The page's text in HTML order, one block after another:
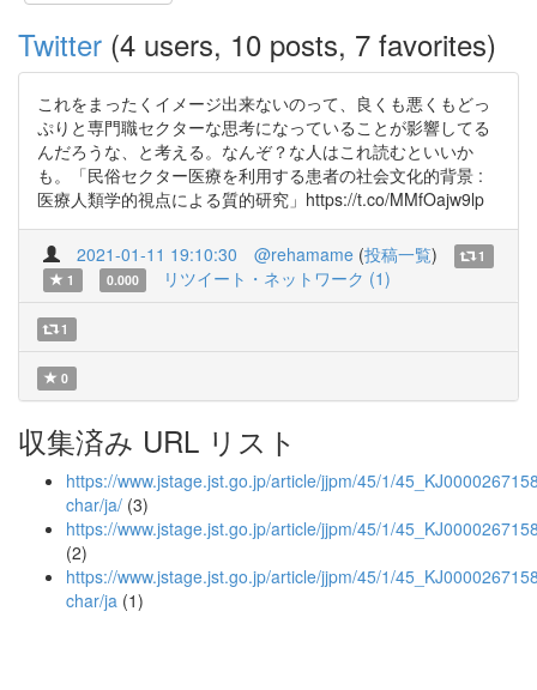
Twitter (4 users, 10 posts, 7 favorites)
これをまったくイメージ出来ないのって、良くも悪くもどっ
ぷりと専門職セクターな思考になっていることが影響してる
んだろうな、と考える。なんぞ？な人はこれ読むといいか
も。「民俗セクター医療を利用する患者の社会文化的背景 :
医療人類学的視点による質的研究」https://t.co/MMfOajw9lp
2021-01-11 19:10:30 @rehamame (投稿一覧)
1
1
0.000 リツイート・ネットワーク (1)
1
0
収集済み URL リスト
https://www.jstage.jst.go.jp/article/jjpm/45/1/
char/ja/ (3)
https://www.jstage.jst.go.jp/article/jjpm/45/1/
(2)
https://www.jstage.jst.go.jp/article/jjpm/45/1/
char/ja (1)